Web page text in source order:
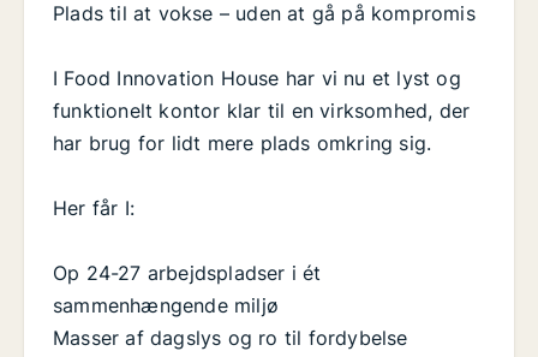
Plads til at vokse – uden at gå på kompromis
I Food Innovation House har vi nu et lyst og
funktionelt kontor klar til en virksomhed, der
har brug for lidt mere plads omkring sig.
Her får I:
Op 24-27 arbejdspladser i ét
sammenhængende miljø
Masser af dagslys og ro til fordybelse